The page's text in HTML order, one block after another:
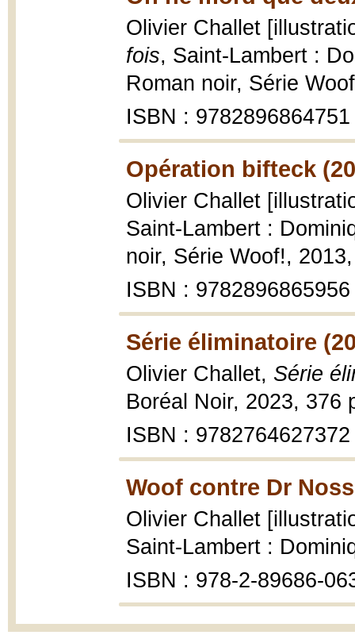
Olivier Challet
fois, Saint-Lambert :
Roman noir, Série
ISBN : 9782896864751
Opération bifteck
Olivier Challet
Saint-Lambert :
noir, Série Woof!,
ISBN : 9782896865956
Série éliminatoire
Olivier Challet, Série
Boréal Noir, 2023, 376
ISBN : 9782764627372
Woof contre Dr
Olivier Challet
Saint-Lambert :
ISBN : 978-2-89686-